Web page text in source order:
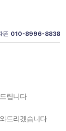
폰 010-8996-8838
립니다
드리겠습니다